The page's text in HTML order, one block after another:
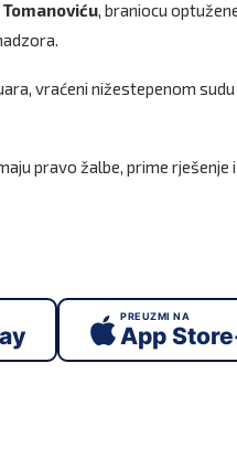
, braniocu
vraćeni nižestepenom
pravo žalbe, prime
PREUZMI NA
App